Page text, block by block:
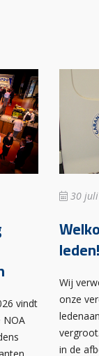
vindt
NOA
30
leden!
Wij
onze
in de